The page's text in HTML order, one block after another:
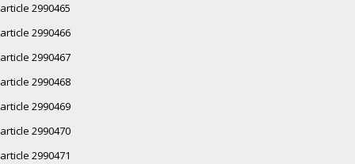
article 2990465
article 2990466
article 2990467
article 2990468
article 2990469
article 2990470
article 2990471